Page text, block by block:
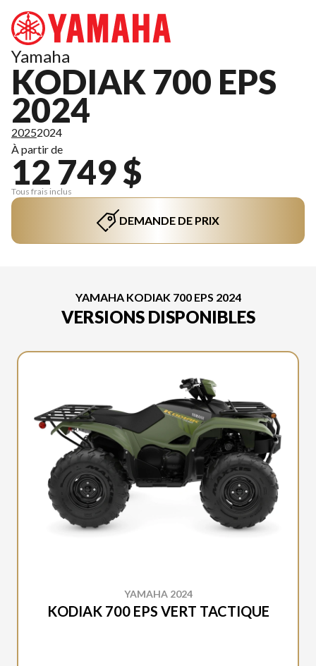
Yamaha
KODIAK 700 EPS
2024
20252024
À partir de
12 749 $
Tous frais inclus
DEMANDE DE PRIX
YAMAHA KODIAK 700 EPS 2024
VERSIONS DISPONIBLES
YAMAHA 2024
KODIAK 700 EPS VERT TACTIQUE